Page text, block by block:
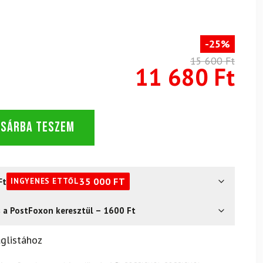
-25%
15 600 Ft
11 680 Ft
TESZEM
INGYENES ETTŐL35 000 FT
a PostFoxon keresztül – 1600 Ft
gond – a terméket egyszerűen visszaküldheti 14